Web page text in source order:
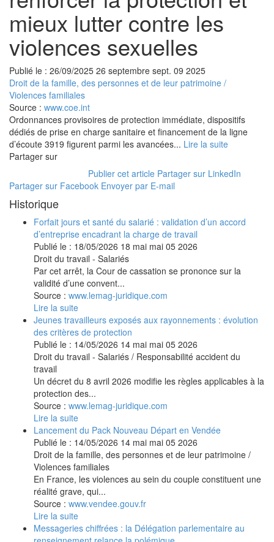
mieux lutter contre les
violences sexuelles
Publié le : 26/09/2025 26 septembre sept. 09 2025
Droit de la famille, des personnes et de leur patrimoine /
Violences familiales
Source : www.coe.int
Ordonnances provisoires de protection immédiate, dispositifs
dédiés de prise en charge sanitaire et financement de la ligne
d’écoute 3919 figurent parmi les avancées... Lire la suite
Partager sur
Publier cet article Partager sur LinkedIn
Partager sur Facebook Envoyer par E-mail
Historique
Forfait jours et santé du salarié : validation d’un accord
d’entreprise encadrant la charge de travail
Publié le : 18/05/2026 18 mai mai 05 2026
Droit du travail - Salariés
Par cet arrêt, la Cour de cassation se prononce sur la
validité d’une convent...
Source : www.lemag-juridique.com
Lire la suite
Jeunes travailleurs exposés aux rayonnements : évolution
des critères de protection
Publié le : 14/05/2026 14 mai mai 05 2026
Droit du travail - Salariés / Responsabilité accident du
travail
Un décret du 8 avril 2026 modifie les règles applicables à la
protection des...
Source : www.lemag-juridique.com
Lire la suite
Lancement du Pack Nouveau Départ en Vendée
Publié le : 14/05/2026 14 mai mai 05 2026
Droit de la famille, des personnes et de leur patrimoine /
Violences familiales
En France, les violences au sein du couple constituent une
réalité grave, qui...
Source : www.vendee.gouv.fr
Lire la suite
Messageries chiffrées : la Délégation parlementaire au